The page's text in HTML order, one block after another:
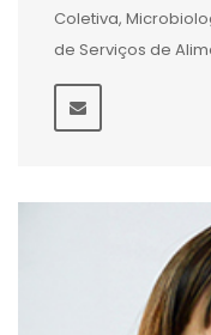
Coletiva,
de Serviços de